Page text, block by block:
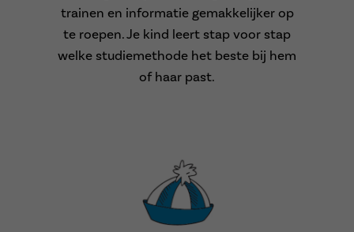
trainen en informatie gemakkelijker op
te roepen. Je kind leert stap voor stap
welke studiemethode het beste bij hem
of haar past.